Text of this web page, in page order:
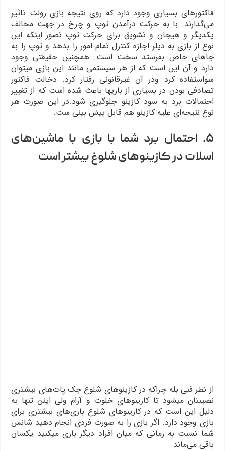
فاکتورهای بسیاری وجود دارد که روی نتیجه بازی رولت تاثیر
می‌گذارند. با به حرکت درآمدن توپ و چرخ در جهت مخالف
یکدیگر و هیجان و تشویق برای حرکت توپ تصور اینکه این
نوع از بازی به دیلر اجازه کنترل تمام امور را بدهد و توپ را به
جاهای خاص بفرستد سخت است. همچنین حقیقتی وجود
دارد و آن این است که از هر سیستمی مانند این بازی میتوان
سواستفاده کرد ودر آن غیرقانونی رفتار کرد. دخالت فاکتور
تصادفی بودن در بسیاری از بازیها باعث شده است که از تغییر
احتمالات برد به سود کازینو جلوگیری شود.در این صورت هر
نوع نتیجه‌ای علیه کازینو هم قابل پیش بینی ست.
۵. احتمال برد شما با بازی با ماشین‌های
اسلات در کازینوهای شلوغ بیشتر است
از نظر فنی بله چراکه در کازینوهای شلوغ جک پات‌های بیشتری
نصیبتان میشود تا کازینوهای خلوت و آرام ولی اینن تنها به
دلیل این است که در کازینوهای شلوغ بازی‌های بیشتری برای
بازی وجود دارد. اگر بازی را به صورت فردی انجام دهید شانس
شما نسبت به زمانی که میان افراد دیگر بازی میکنید یکسان
باقی می‌ماند.